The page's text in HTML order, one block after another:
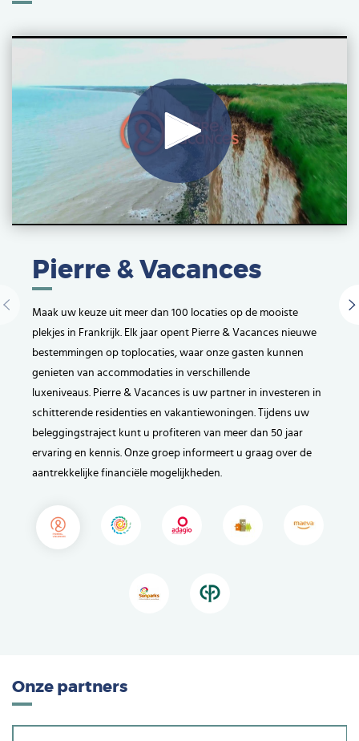
Play
Video
Pierre & Vacances
Maak uw keuze uit meer dan 100 locaties op de mooiste
plekjes in Frankrijk. Elk jaar opent Pierre & Vacances nieuwe
bestemmingen op toplocaties, waar onze gasten kunnen
genieten van accommodaties in verschillende
luxeniveaus. Pierre & Vacances is uw partner in investeren in
schitterende residenties en vakantiewoningen. Tijdens uw
beleggingstraject kunt u profiteren van meer dan 50 jaar
ervaring en kennis. Onze groep informeert u graag over de
aantrekkelijke financiële mogelijkheden.
Onze partners